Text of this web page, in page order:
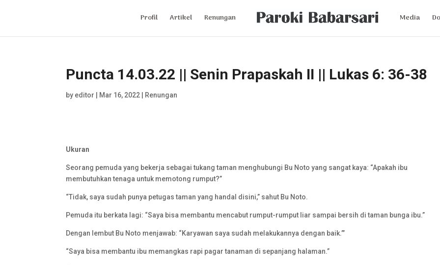
Profil Artikel Renungan Media
Puncta 14.03.22 || Senin Prapaskah II || Lukas 6: 36-38
by editor Mar 16, 2022 Renungan
Ukuran
Seorang pemuda yang bekerja sebagai tukang taman menghubungi Bu Noto yang sangat kaya: “Apakah ibu
membutuhkan tenaga untuk memotong rumput?”
“Tidak, saya sudah punya petugas taman yang handal disini,” sahut Bu Noto.
Pemuda itu berkata lagi: “Saya bisa membantu mencabut rumput-rumput liar sampai bersih di taman bunga ibu.”
Dengan lembut Bu Noto menjawab: “Karyawan saya sudah melakukannya dengan baik.”’
“Saya bisa membantu ibu memangkas rapi pagar tanaman di sepanjang halaman.”